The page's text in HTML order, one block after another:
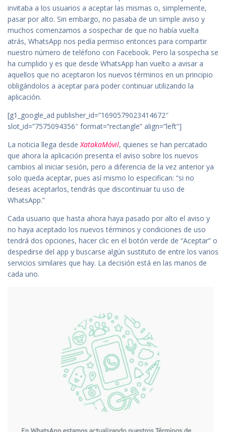
invitaba a los usuarios a aceptar las mismas o, simplemente,
pasar por alto. Sin embargo, no pasaba de un simple aviso y
muchos comenzamos a sospechar de que no había vuelta
atrás, WhatsApp nos pedía permiso entonces para compartir
nuestro número de teléfono con Facebook. Pero la sospecha se
ha cumplido y es que desde WhatsApp han vuelto a avisar a
aquellos que no aceptaron los nuevos términos en un principio
obligándolos a aceptar para poder continuar utilizando la
aplicación.
[g1_google_ad publisher_id=”1690579023414672″
slot_id=”7575094356″ format=”rectangle” align=”left”]
La noticia llega desde XatakaMóvil, quienes se han percatado
que ahora la aplicación presenta el aviso sobre los nuevos
cambios al iniciar sesión, pero a diferencia de la vez anterior ya
solo queda aceptar, pues así mismo lo especifican: “si no
deseas aceptarlos, tendrás que discontinuar tu uso de
WhatsApp.”
Cada usuario que hasta ahora haya pasado por alto el aviso y
no haya aceptado los nuevos términos y condiciones de uso
tendrá dos opciones, hacer clic en el botón verde de “Aceptar” o
despedirse del app y buscarse algún sustituto de entre los varios
servicios similares que hay. La decisión está en las manos de
cada uno.